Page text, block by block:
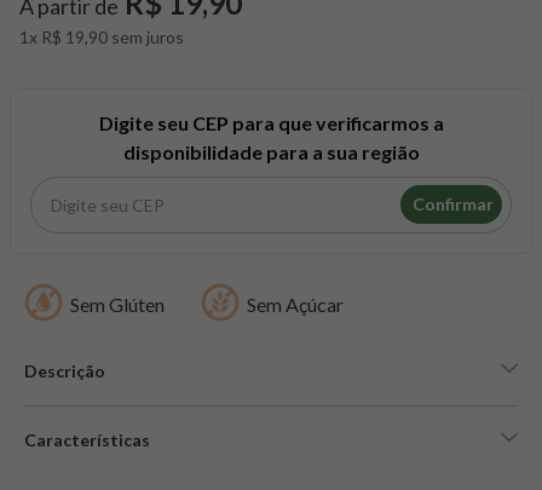
A partir de
1x R$ 19,90 sem juros
Digite seu CEP para que verificarmos a
disponibilidade para a sua região
Confirmar
Sem Glúten Sem Açúcar
Descrição
Características
8º snack proteico mundo verde
9 º psyllium